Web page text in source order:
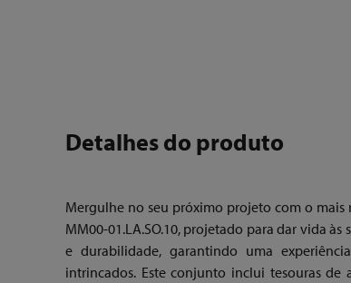
Detalhes do produto
Mergulhe no seu próximo projeto com o
MM00-01.LA.SO.10, projetado para dar vida
e durabilidade, garantindo uma
intrincados. Este conjunto inclui tesouras